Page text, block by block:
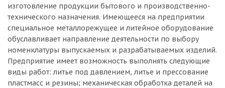
изготовление продукции бытового и производственно-
технического назначения. Имеющееся на предприятии
специальное металлорежущее и литейное оборудование
обуславливает направление деятельности по выбору
номенклатуры выпускаемых и разрабатываемых изделий.
Предприятие имеет возможность выполнять следующие
виды работ: литье под давлением, литье и прессование
пластмасс и резины; механическая обработка деталей на